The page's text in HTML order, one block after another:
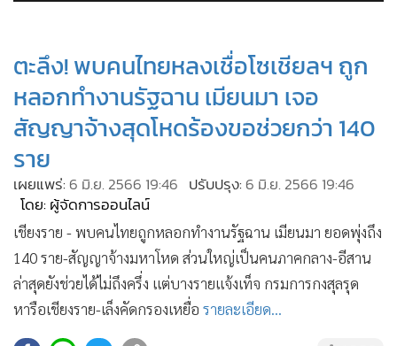
• ท่องเที่ยว
• กีฬา
• ต่างประเทศ
• Special Scoop
• เศรษฐกิจ-ธุรกิจ
จีน
• ชุมชน-คุณภาพชีวิต
• อาชญากรรม
• Motoring
• เกม
ตะลึง! พบคนไทยหลงเชื่อโซเชียลฯ ถูก
หลอกทำงานรัฐฉาน เมียนมา เจอ
สัญญาจ้างสุดโหดร้องขอช่วยกว่า 140
ราย
เผยแพร่:6 มิ.ย. 2566 19:46 ปรับปรุง:6 มิ.ย. 2566 19:46
โดย: ผู้จัดการออนไลน์
เชียงราย - พบคนไทยถูกหลอกทำงานรัฐฉาน เมียนมา ยอดพุ่งถึง
140 ราย-สัญญาจ้างมหาโหด ส่วนใหญ่เป็นคนภาคกลาง-อีสาน
ล่าสุดยังช่วยได้ไม่ถึงครึ่ง แต่บางรายแจ้งเท็จ กรมการกงสุลรุด
หารือเชียงราย-เล็งคัดกรองเหยื่อ รายละเอียด...